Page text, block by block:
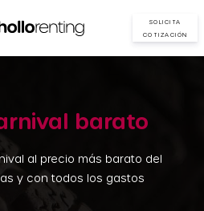
SOLICITA
COTIZACIÓN
barato
al precio más barato del
y con todos los gastos